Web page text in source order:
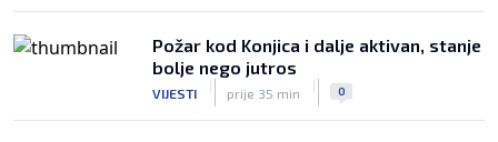
Požar kod Konjica i dalje aktivan, stanje
bolje nego jutros
VIJESTI
|
prije 35 min
| 0